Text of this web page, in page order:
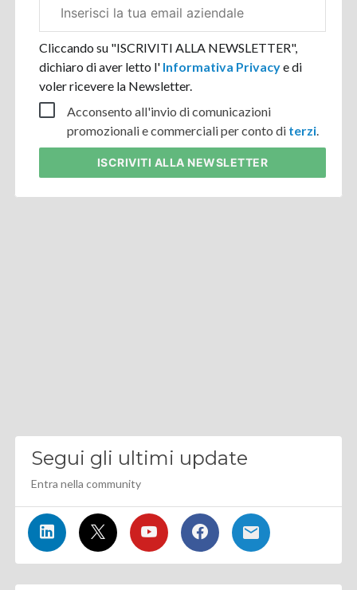
aziendale
Cliccando su "ISCRIVITI ALLA NEWSLETTER",
dichiaro di aver letto l' Informativa Privacye di
voler ricevere la Newsletter.
Acconsento all'invio di comunicazioni
promozionali e commerciali per conto di terzi.
ISCRIVITI ALLA NEWSLETTER
Segui gli ultimi update
Entra nella community